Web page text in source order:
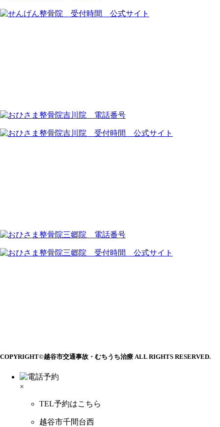
COPYRIGHT©越谷市交通事故・むちうち治療 ALL RIGHTS RESERVED.
×
TEL予約はこちら
越谷市千間台西